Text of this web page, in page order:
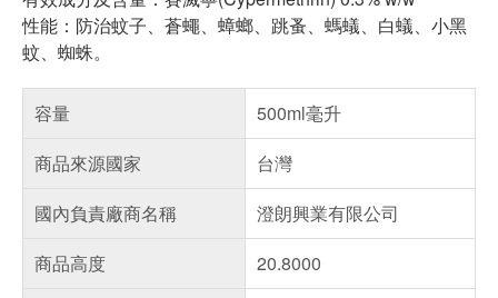
性能：防治蚊子、蒼蠅、蟑螂、跳蚤、螞蟻、白蟻、小黑
蚊、蜘蛛。
容量
500ml毫升
商品來源國家
台灣
國內負責廠商名稱
澄朗興業有限公司
商品高度
20.8000